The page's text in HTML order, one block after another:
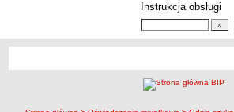
Instrukcja obsługi